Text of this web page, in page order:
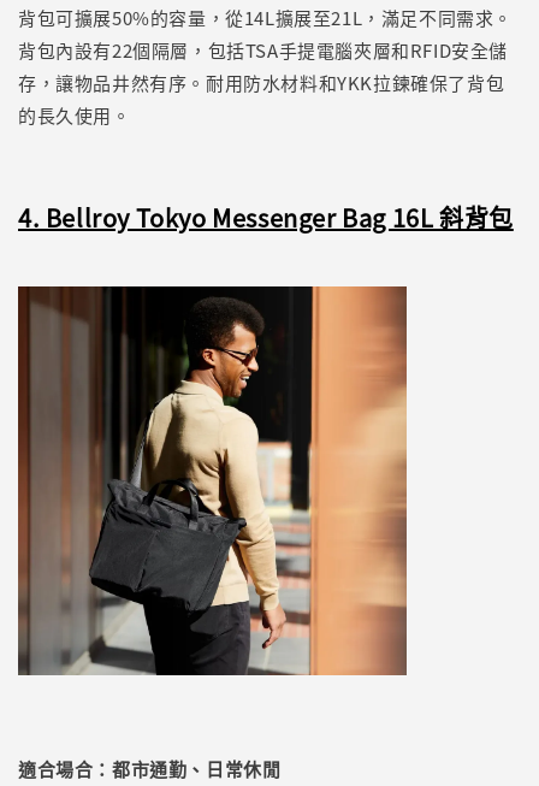
背包可擴展50%的容量，從14L擴展至21L，滿足不同需求。
背包內設有22個隔層，包括TSA手提電腦夾層和RFID安全儲
存，讓物品井然有序。耐用防水材料和YKK拉鍊確保了背包
的長久使用。
4. Bellroy Tokyo Messenger Bag 16L 斜背包
適合場合：都市通勤、日常休閒